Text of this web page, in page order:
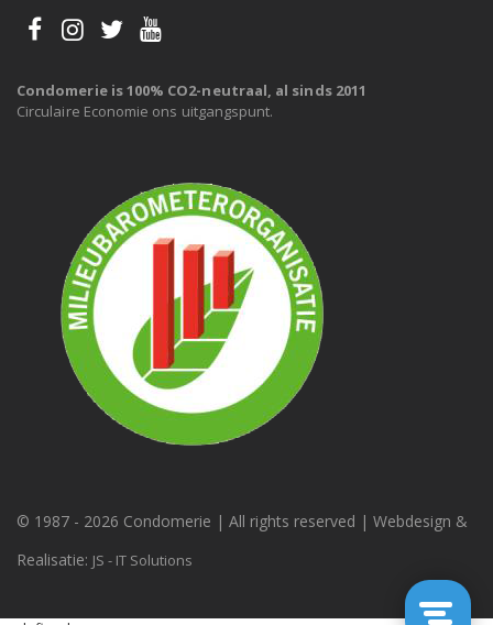
Condomerie is 100% CO2-neutraal, al sinds 2011
Circulaire Economie ons uitgangspunt.
© 1987 - 2026 Condomerie | All rights reserved | Webdesign &
Realisatie: JS - IT Solutions